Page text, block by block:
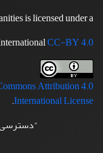
is licensed under a
CC-BY 4.0
Attribution 4.0
International License
.
"دسترسی